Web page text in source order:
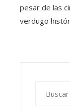
pesar de las
verdugo